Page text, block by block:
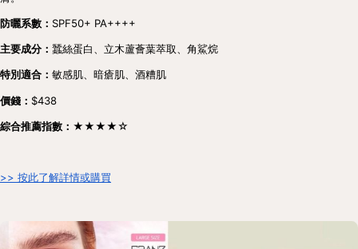
防曬系數： SPF50+ PA++++
主要成分： 蠶絲蛋白、立木蘆薈葉萃取、角鯊烷
特別適合： 敏感肌、暗瘡肌、酒糟肌
價錢： $438
綜合推薦指數：★★★★☆
>> 按此了解詳情或購買